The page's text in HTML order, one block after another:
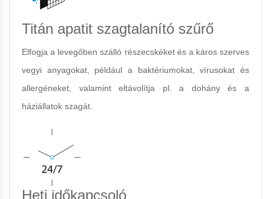
Titán apatit szagtalanító szűrő
Elfogja a levegőben szálló részecskéket és a káros szerves
vegyi anyagokat, például a baktériumokat, vírusokat és
allergéneket, valamint eltávolítja pl. a dohány és a
háziállatok szagát.
Heti időkapcsoló